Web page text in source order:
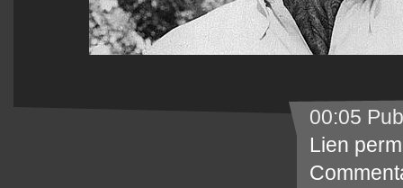
00:05
Lien